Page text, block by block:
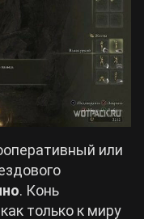
или
. Конь
только к миру